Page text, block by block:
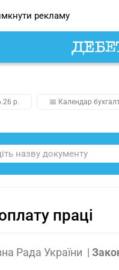
рекламу
р. 📅 Календар
праці
Рада України |